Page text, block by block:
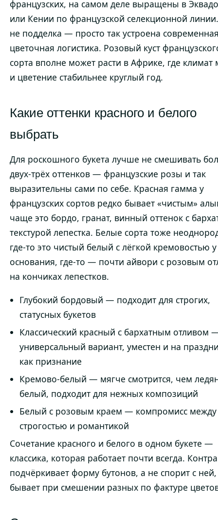
французских, на самом деле выращены в
или Кении по французской селекционной
не подделка — просто так устроена
цветочная логистика. Розовый куст
сорта вполне может расти в Африке, где климат
и цветение стабильнее круглый год.
Какие оттенки красного и белого
выбрать
Для роскошного букета лучше не смешивать
двух-трёх оттенков — французские розы и так
выразительны сами по себе. Красная гамма у
французских сортов редко бывает «чистым»
чаще это бордо, гранат, винный оттенок с
текстурой лепестка. Белые сорта тоже
где-то это чистый белый с лёгкой кремовостью у
основания, где-то — почти айвори с розовым
на кончиках лепестков.
Глубокий бордовый — подходит для строгих,
статусных букетов
Классический красный с бархатным отливом
универсальный вариант, уместен и на
как признание
Кремово-белый — мягче смотрится, чем
белый, подходит для нежных композиций
Белый с розовым краем — компромисс между
строгостью и романтикой
Сочетание красного и белого в одном букете —
классика, которая работает почти всегда.
подчёркивает форму бутонов, а не спорит с ней,
бывает при смешении разных по фактуре